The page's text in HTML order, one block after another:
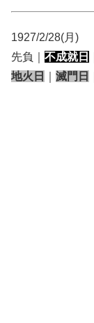
1927/2/28(月)
先負｜ 不成就日
地火日
滅門日